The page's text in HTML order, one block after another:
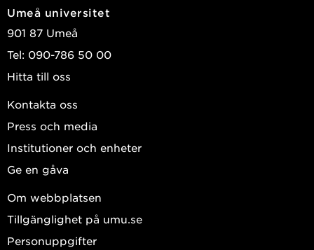
Umeå universitet
901 87 Umeå
Tel: 090-786 50 00
Hitta till oss
Kontakta oss
Press och media
Institutioner och enheter
Ge en gåva
Om webbplatsen
Tillgänglighet på umu.se
Personuppgifter